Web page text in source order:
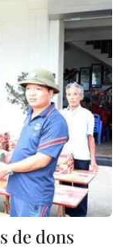
de dons